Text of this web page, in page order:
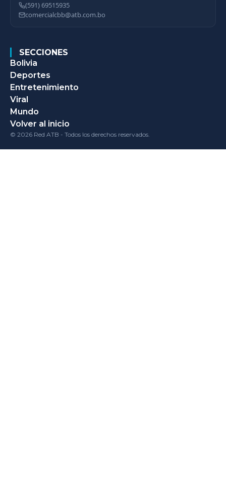
(591) 69515935
comercialcbb@atb.com.bo
SECCIONES
Bolivia
Deportes
Entretenimiento
Viral
Mundo
Volver al inicio
© 2026 Red ATB - Todos los derechos reservados.